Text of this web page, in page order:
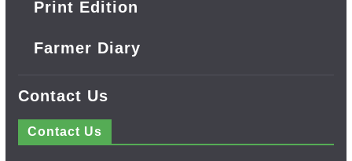
Print Edition
Farmer Diary
Contact Us
Contact Us